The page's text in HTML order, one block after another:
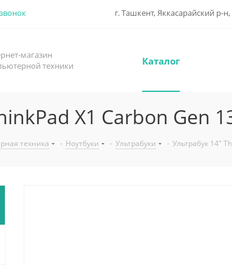
г. Ташкент, Яккасарайский р-
магазин
техники
Каталог
X1 Carbon Gen
техника - Ноутбуки - Ультрабуки - Ультрабук 14"